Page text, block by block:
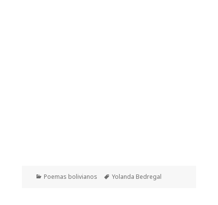
Categorías
Poemas bolivianos Etiquetas
Yolanda Bedregal